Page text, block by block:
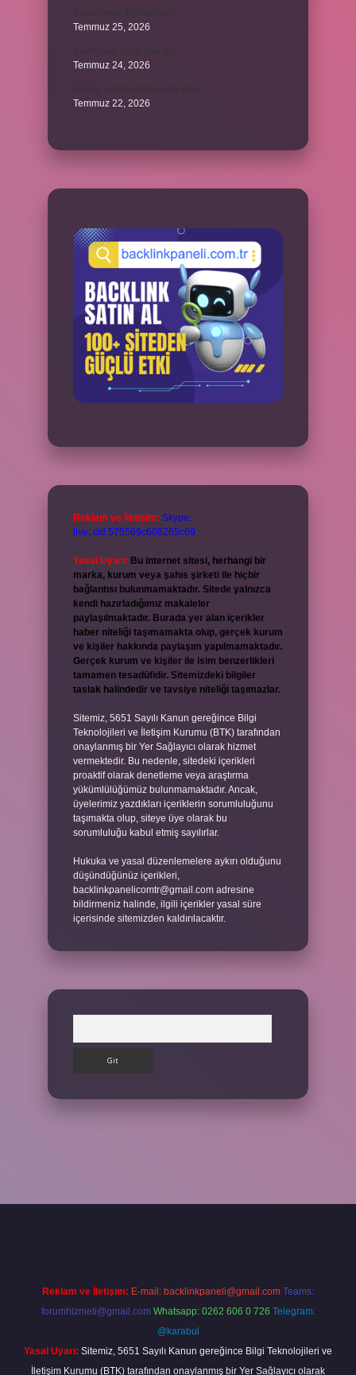
Temmuz 25, 2026
Temmuz 24, 2026
Temmuz 22, 2026
Reklam ve İletişim: Skype:
live:.cid.575569c608265c69
Yasal Uyarı: Bu internet sitesi, herhangi bir
marka, kurum veya şahıs şirketi ile hiçbir
bağlantısı bulunmamaktadır. Sitede yalnızca
kendi hazırladığımız makaleler
paylaşılmaktadır. Burada yer alan içerikler
haber niteliği taşımamakta olup, gerçek kurum
ve kişiler hakkında paylaşım yapılmamaktadır.
Gerçek kurum ve kişiler ile isim benzerlikleri
tamamen tesadüfidir. Sitemizdeki bilgiler
taslak halindedir ve tavsiye niteliği taşımazlar.
Sitemiz, 5651 Sayılı Kanun gereğince Bilgi
Teknolojileri ve İletişim Kurumu (BTK) tarafından
onaylanmış bir Yer Sağlayıcı olarak hizmet
vermektedir. Bu nedenle, sitedeki içerikleri
proaktif olarak denetleme veya araştırma
yükümlülüğümüz bulunmamaktadır. Ancak,
üyelerimiz yazdıkları içeriklerin sorumluluğunu
taşımakta olup, siteye üye olarak bu
sorumluluğu kabul etmiş sayılırlar.
Hukuka ve yasal düzenlemelere aykırı olduğunu
düşündüğünüz içerikleri,
backlinkpanelicomtr@gmail.com adresine
bildirmeniz halinde, ilgili içerikler yasal süre
içerisinde sitemizden kaldırılacaktır.
Reklam ve İletişim: E-mail: backlinkpaneli@gmail.com Teams:
forumhizmeti@gmail.com Whatsapp: 0262 606 0 726 Telegram:
@karabul
Yasal Uyarı: Sitemiz, 5651 Sayılı Kanun gereğince Bilgi Teknolojileri ve
İletişim Kurumu (BTK) tarafından onaylanmış bir Yer Sağlayıcı olarak